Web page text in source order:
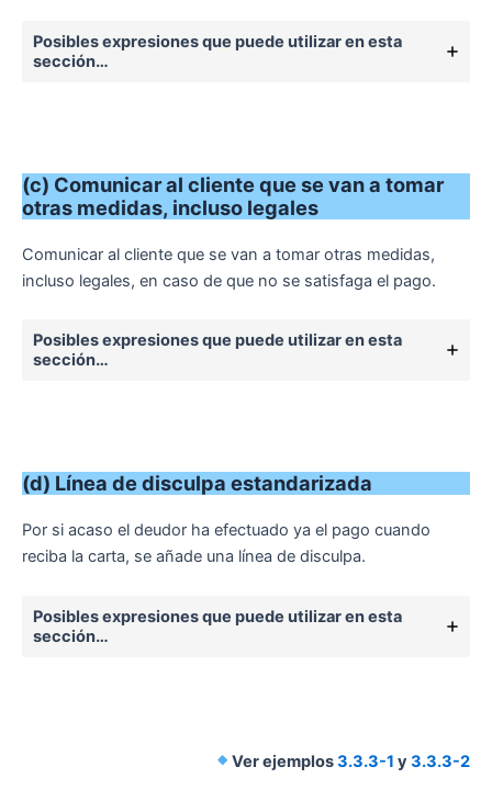
Posibles expresiones que puede utilizar en esta
sección…
(c) Comunicar al cliente que se van a tomar
otras medidas, incluso legales
Comunicar al cliente que se van a tomar otras medidas,
incluso legales, en caso de que no se satisfaga el pago.
Posibles expresiones que puede utilizar en esta
sección…
(d) Línea de disculpa estandarizada
Por si acaso el deudor ha efectuado ya el pago cuando
reciba la carta, se añade una línea de disculpa.
Posibles expresiones que puede utilizar en esta
sección…
Ver ejemplos3.3.3-1 y 3.3.3-2